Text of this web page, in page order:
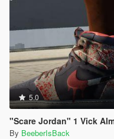
5.0
"Scare Jordan" 1 Vick
By BeeberIsBack